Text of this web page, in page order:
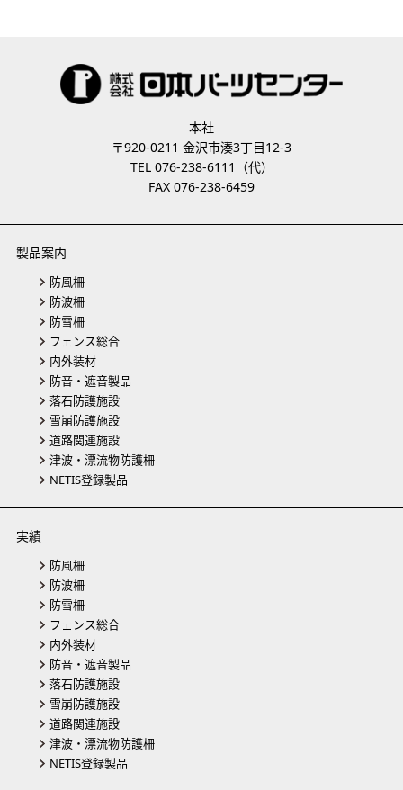
本社
〒920-0211 金沢市湊3丁目12-3
TEL 076-238-6111（代）
FAX 076-238-6459
製品案内
防風柵
防波柵
防雪柵
フェンス総合
内外装材
防音・遮音製品
落石防護施設
雪崩防護施設
道路関連施設
津波・漂流物防護柵
NETIS登録製品
実績
防風柵
防波柵
防雪柵
フェンス総合
内外装材
防音・遮音製品
落石防護施設
雪崩防護施設
道路関連施設
津波・漂流物防護柵
NETIS登録製品